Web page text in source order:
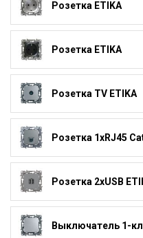
Розетка ETIKA
Розетка ETIKA
Розетка TV ETIKA
Розетка 1xRJ45
Розетка 2xUSB
Выключатель 1-